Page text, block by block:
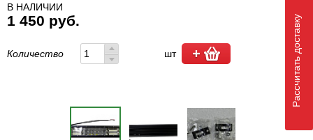
В НАЛИЧИИ
1 450 руб.
Количество шт Рассчитать доставку